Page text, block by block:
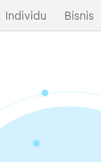
Individu Bisnis